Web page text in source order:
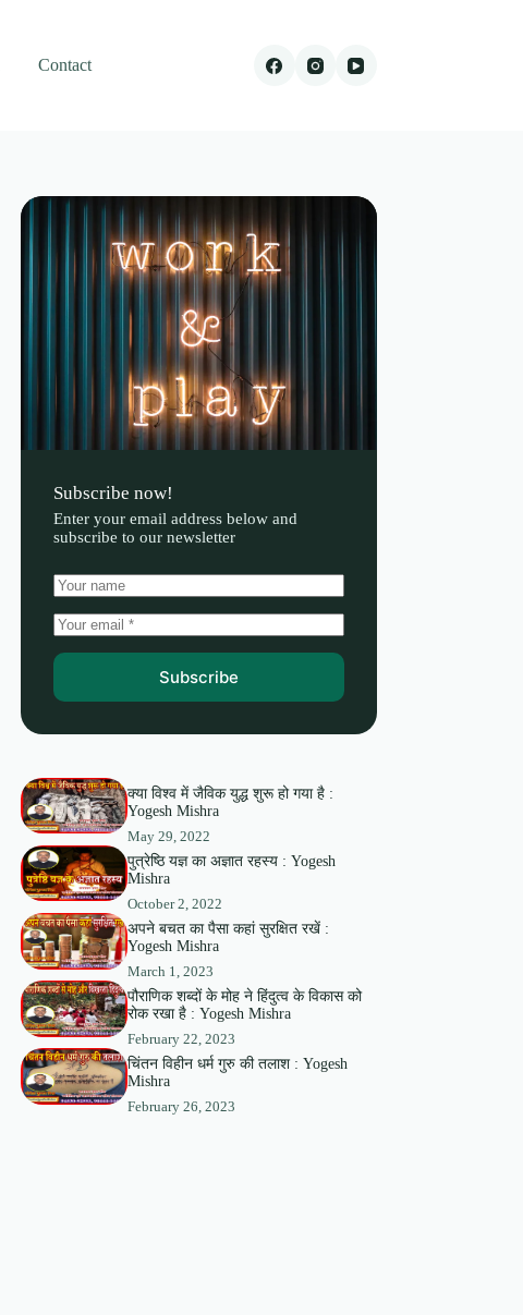
Contact
Subscribe now!
Enter your email address below and
subscribe to our newsletter
Subscribe
क्या विश्व में जैविक युद्ध शुरू हो गया है :
Yogesh Mishra
May 29, 2022
पुत्रेष्ठि यज्ञ का अज्ञात रहस्य : Yogesh
Mishra
October 2, 2022
अपने बचत का पैसा कहां सुरक्षित रखें :
Yogesh Mishra
March 1, 2023
पौराणिक शब्दों के मोह ने हिंदुत्व के विकास को
रोक रखा है : Yogesh Mishra
February 22, 2023
चिंतन विहीन धर्म गुरु की तलाश : Yogesh
Mishra
February 26, 2023